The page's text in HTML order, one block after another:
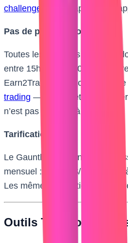
challenge pour adapter votre
Pas de positions overnight :
Toutes les positions et ordres
entre 15h10 et 17h00 CT
Earn2Trade est strictement
trading — si vous êtes un trader
n’est pas adaptée à votre style.
Tarification :
Le Gauntlet Mini fonctionne
mensuel : de 170 $/mois (50K)
Les mêmes promotions
Outils